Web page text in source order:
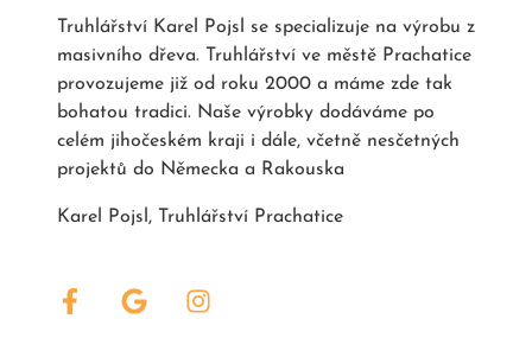
Truhlářství Karel Pojsl se specializuje na výrobu z
masivního dřeva. Truhlářství ve městě Prachatice
provozujeme již od roku 2000 a máme zde tak
bohatou tradici. Naše výrobky dodáváme po
celém jihočeském kraji i dále, včetně nesčetných
projektů do Německa a Rakouska
Karel Pojsl, Truhlářství Prachatice